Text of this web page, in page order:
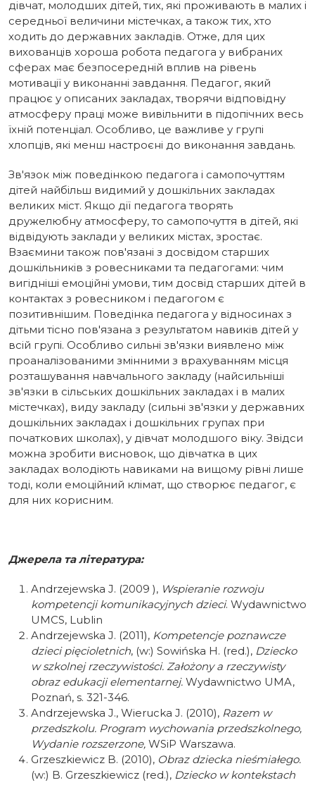
дівчат, молодших дітей, тих, які проживають в малих і
середньої величини містечках, а також тих, хто
ходить до державних закладів. Отже, для цих
вихованців хороша робота педагога у вибраних
сферах має безпосередній вплив на рівень
мотивації у виконанні завдання. Педагог, який
працює у описаних закладах, творячи відповідну
атмосферу праці може вивільнити в підопічних весь
їхній потенціал. Особливо, це важливе у групі
хлопців, які менш настроєні до виконання завдань.
Зв'язок між поведінкою педагога і самопочуттям
дітей найбільш видимий у дошкільних закладах
великих міст. Якщо дії педагога творять
дружелюбну атмосферу, то самопочуття в дітей, які
відвідують заклади у великих містах, зростає.
Взаємини також пов'язані з досвідом старших
дошкільників з ровесниками та педагогами: чим
вигідніші емоційні умови, тим досвід старших дітей в
контактах з ровесником і педагогом є
позитивнішим. Поведінка педагога у відносинах з
дітьми тісно пов'язана з результатом навиків дітей у
всій групі. Особливо сильні зв'язки виявлено між
проаналізованими змінними з врахуванням місця
розташування навчального закладу (найсильніші
зв'язки в сільських дошкільних закладах і в малих
містечках), виду закладу (сильні зв'язки у державних
дошкільних закладах і дошкільних групах при
початкових школах), у дівчат молодшого віку. Звідси
можна зробити висновок, що дівчатка в цих
закладах володіють навиками на вищому рівні лише
тоді, коли емоційний клімат, що створює педагог, є
для них корисним.
Джерела та література:
Andrzejewska J. (2009 ), Wspieranie rozwoju
kompetencji komunikacyjnych dzieci. Wydawnictwo
UMCS, Lublin
Andrzejewska J. (2011), Kompetencje poznawcze
dzieci pięcioletnich, (w:) Sowińska H. (red.), Dziecko
w szkolnej rzeczywistości. Założony a rzeczywisty
obraz edukacji elementarnej. Wydawnictwo UMA,
Poznań, s. 321-346.
Andrzejewska J., Wierucka J. (2010), Razem w
przedszkolu. Program wychowania przedszkolnego,
Wydanie rozszerzone, WSiP Warszawa.
Grzeszkiewicz B. (2010), Obraz dziecka nieśmiałego.
(w:) B. Grzeszkiewicz (red.), Dziecko w kontekstach